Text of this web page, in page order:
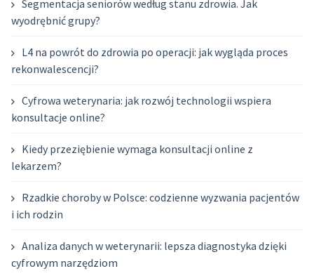
Segmentacja seniorów według stanu zdrowia. Jak
wyodrębnić grupy?
L4 na powrót do zdrowia po operacji: jak wygląda proces
rekonwalescencji?
Cyfrowa weterynaria: jak rozwój technologii wspiera
konsultacje online?
Kiedy przeziębienie wymaga konsultacji online z
lekarzem?
Rzadkie choroby w Polsce: codzienne wyzwania pacjentów
i ich rodzin
Analiza danych w weterynarii: lepsza diagnostyka dzięki
cyfrowym narzędziom